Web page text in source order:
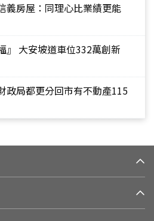
房屋：同理心比業績更能
』 大安坡道車位332萬創新
政局都更分回市有不動產115